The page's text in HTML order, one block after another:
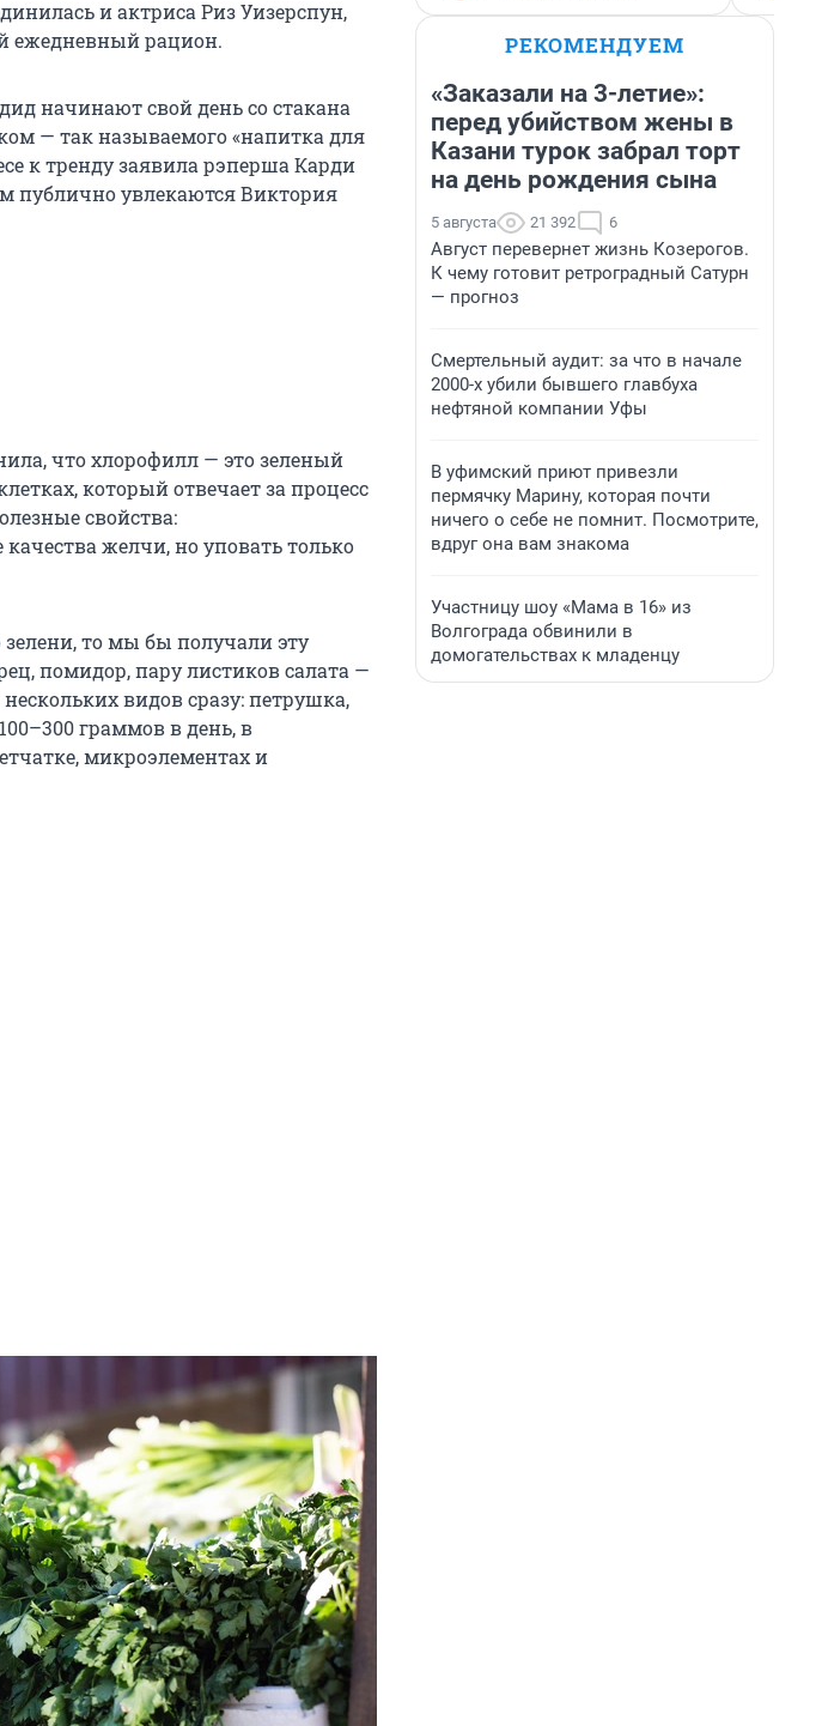
и актриса Риз Уизерспун,
ежедневный рацион.
начинают свой день со стакана
— так называемого «напитка для
к тренду заявила рэперша Карди
публично увлекаются Виктория
что хлорофилл — это зеленый
который отвечает за процесс
свойства:
желчи, но уповать только
то мы бы получали эту
помидор, пару листиков салата —
видов сразу: петрушка,
граммов в день, в
микроэлементах и
РЕКОМЕНДУЕМ
«Заказали на 3-летие»:
перед убийством жены в
Казани турок забрал торт
на день рождения сына
5 августа 21 392 6
Август перевернет жизнь Козерогов.
К чему готовит ретроградный Сатурн
— прогноз
Смертельный аудит: за что в начале
2000-х убили бывшего главбуха
нефтяной компании Уфы
В уфимский приют привезли
пермячку Марину, которая почти
ничего о себе не помнит. Посмотрите,
вдруг она вам знакома
Участницу шоу «Мама в 16» из
Волгограда обвинили в
домогательствах к младенцу